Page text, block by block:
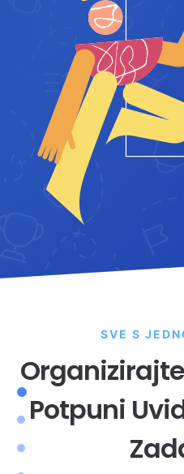
SVE S
Potpuni